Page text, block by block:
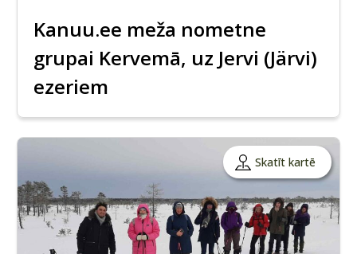
Kanuu.ee meža nometne
grupai Kervemā, uz Jervi (Järvi)
ezeriem
Skatīt kartē